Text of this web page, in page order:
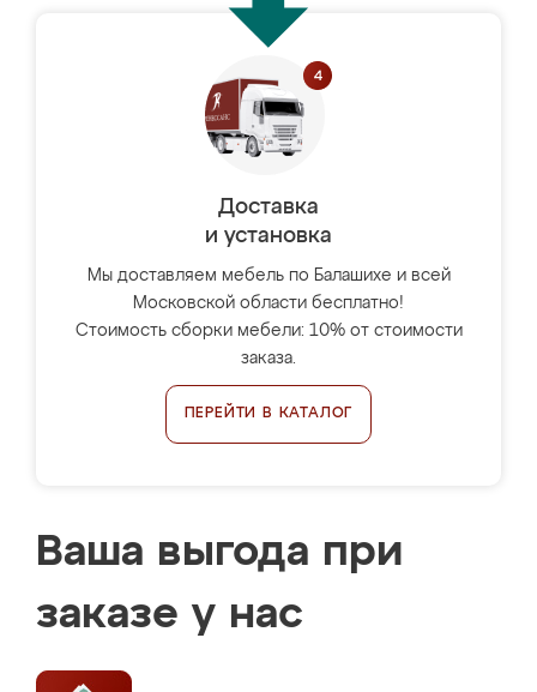
Доставка
и установка
Мы доставляем мебель по Балашихе и всей
Московской области бесплатно!
Стоимость сборки мебели: 10% от стоимости
заказа.
ПЕРЕЙТИ В КАТАЛОГ
Ваша выгода при
заказе у нас